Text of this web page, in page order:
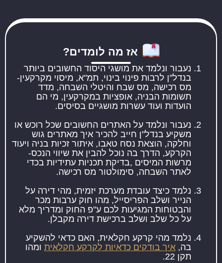
אז מה לומדים?
נעבור ונלמד את מושגי היסוד החשובים ביותר
בנדל"ן לרבות פינוי בינוי, תמ"א, מיסוי מקרקעין-
מס רכישה, מס שבח והיטלי השבחה, מדד
תשומות הבניה, אופציות במקרקעין, מי הם
הועדות ועוד עשרות מושגיים בסיסים.
נעבור ונלמד על האתרים החשובים שכל רוכש או
משקיע בנדל"ן חייב להכיר איך מאתרים גוש
וחלקה, הוצאת נסח טאבו, איתור זכיות בניה ויעוד
הקרקע, הדרך בה נוכל להבין את שיווי הנכס-
מרשות המיסים ,בדיקת תכניות עתידיות בכדי
לאתר השבחה, סימולטור מס רכישה.
נלמד כיצד עובדת מערכת יזמית, מהי דירה על
הנייר ושלב הפריסייל, מהו חוק ערבות מכר
והבטוחות המגיעות לכם ע"פ החוק ומדריך מלא
על כל שלב ושלב ברכישת דירה מקבלן.
נלמד מהי קרקע חקלאית, האם כדאי להשקיע
בה, איך בודקים כדאיות לקרקע חקלאית ומהו
תקן 22.